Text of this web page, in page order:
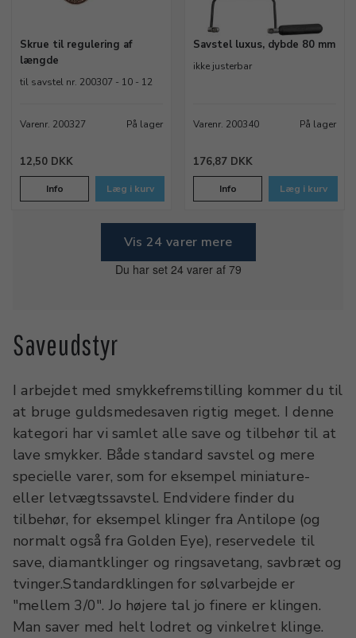
Skrue til regulering af
længde
til savstel nr. 200307 - 10 - 12
Varenr. 200327 På lager
12,50 DKK
Info Læg i kurv
Savstel luxus, dybde 80 mm
ikke justerbar
Varenr. 200340 På lager
176,87 DKK
Info Læg i kurv
Vis 24 varer mere
Du har set 24 varer af 79
Saveudstyr
I arbejdet med smykkefremstilling kommer du til
at bruge guldsmedesaven rigtig meget. I denne
kategori har vi samlet alle save og tilbehør til at
lave smykker. Både standard savstel og mere
specielle varer, som for eksempel miniature-
eller letvægtssavstel. Endvidere finder du
tilbehør, for eksempel klinger fra Antilope (og
normalt også fra Golden Eye), reservedele til
save, diamantklinger og ringsavetang, savbræt og
tvinger.Standardklingen for sølvarbejde er
"mellem 3/0". Jo højere tal jo finere er klingen.
Man saver med helt lodret og vinkelret klinge.